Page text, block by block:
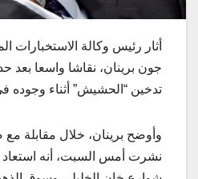
أثار رئيس وكالة الاستخبارات
جون برينان، نقاشا واسعا بعد
تدخين “ الحشيش” أثناء وجوده
وأوضح برينان، خلال مقابلة مع
نشرت أمس السبت، أنه استعاد